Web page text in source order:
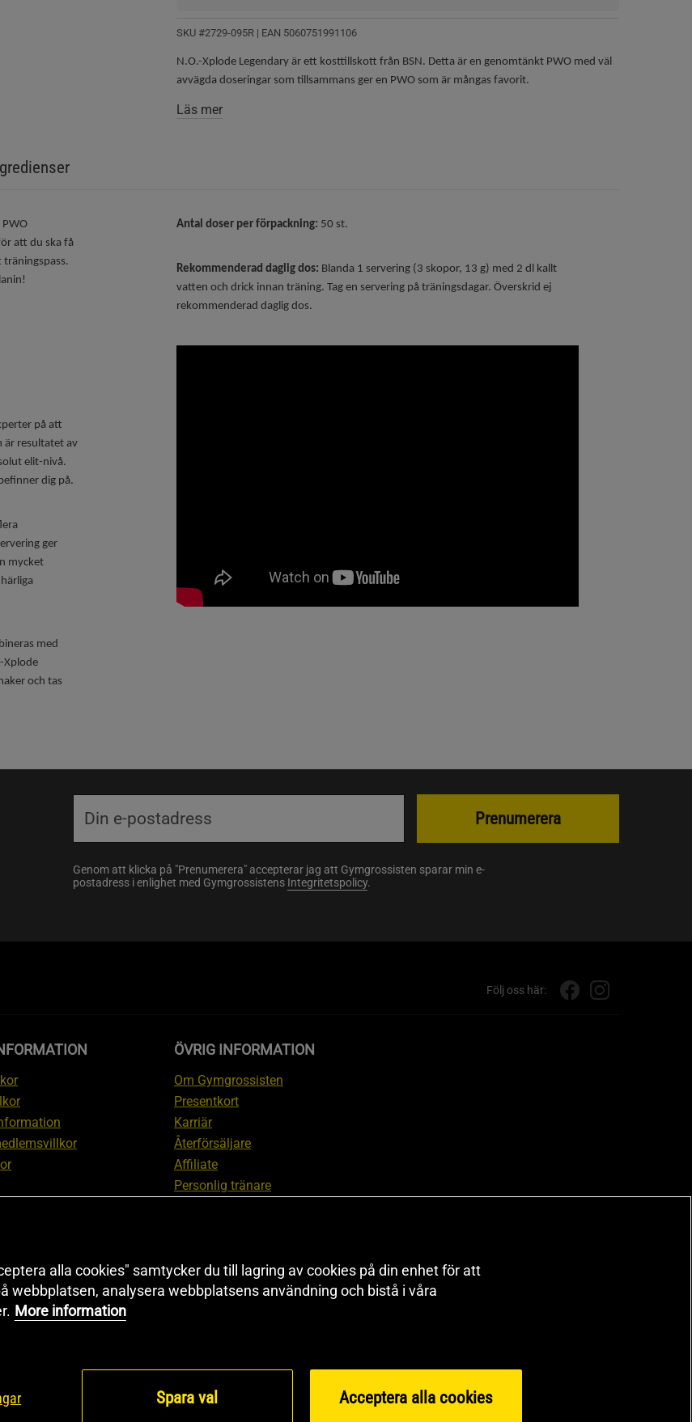
SKU #2729-095R | EAN 5060751991106
N.O.-Xplode Legendary är ett kosttillskott från BSN. Detta är en genomtänkt PWO med väl
avvägda doseringar som tillsammans ger en PWO som är mångas favorit.
Läs mer
att du ska få
på att
är resultatet av
elit-nivå.
dig på.
ger
mycket
med
Xplode
och tas
Antal doser per förpackning: 50 st.
Rekommenderad daglig dos: Blanda 1 servering (3 skopor, 13 g) med 2 dl kallt
vatten och drick innan träning. Tag en servering på träningsdagar. Överskrid ej
rekommenderad daglig dos.
Genom att klicka på "Prenumerera" accepterar jag att Gymgrossisten sparar min e-
postadress i enlighet med Gymgrossistens Integritetspolicy.
Prenumerera
Följ oss här:
ÖVRIG INFORMATION
Om Gymgrossisten
Presentkort
Karriär
Återförsäljare
Affiliate
Personlig tränare
Black Friday
Artiklar & Övningar
alla cookies" samtycker du till lagring av cookies på din enhet för att
webbplatsen, analysera webbplatsens användning och bistå i våra
More information
Spara val Acceptera alla cookies